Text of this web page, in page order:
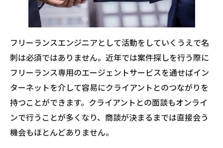
フリーランスエンジニアとして活動をしていくうえで名
刺は必須ではありません。近年では案件探しを行う際に
フリーランス専用のエージェントサービスを通せばイン
ターネットを介して容易にクライアントとのつながりを
持つことができます。クライアントとの面談もオンライ
ンで行うことが多くなり、商談が決まるまでは直接会う
機会もほとんどありません。